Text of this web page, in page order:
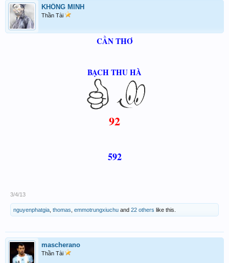
KHỔNG MINH
Thần Tài
CẦN THƠ
BẠCH THU HÀ
92
592
3/4/13
nguyenphatgia thomas emmotrungxiuchu and 22 others like this.
mascherano
Thần Tài